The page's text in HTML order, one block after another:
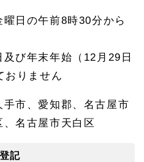
日の午前8時30分から
び年末年始（12月29日
おりません
市、愛知郡、名古屋市
名古屋市天白区
記